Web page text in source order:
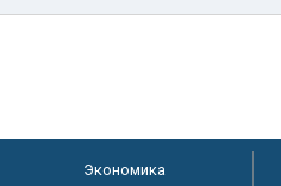
Экономика